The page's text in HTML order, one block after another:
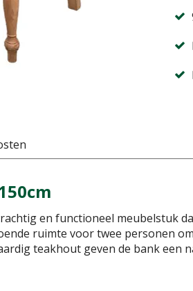
en functioneel meubelstuk
ruimte voor twee personen
teakhout geven de bank een